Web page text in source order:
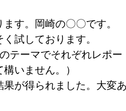
ひどいと思いました。
が、プラグがすぐ緩むの
クを使ってから、これら
にボロい！
本当はここ
笑）失礼しました。それ
す。岡崎の〇〇です。
試しております。
テーマでそれぞれレポ
いません。）
果が得られました。大変